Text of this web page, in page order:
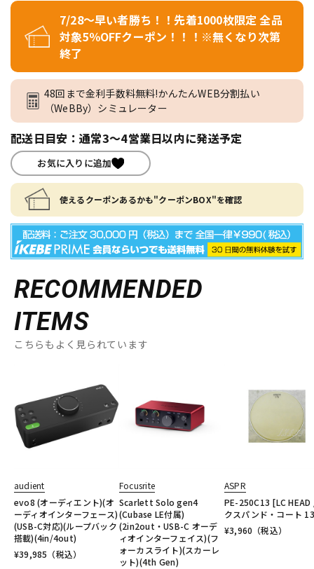
7/28～早い者勝ち！！先着1000枚限定 全品
対象5％OFFクーポン！！！※無くなり次第
終了
48回まで金利手数料無料!かんたんWEB分割払い
（WeBBy）シミュレーター
配送日目安：通常3～4営業日以内に発送予定
お気に入りに追加
使えるクーポンあるかも"クーポンBOX"を確認
RECOMMENDED
ITEMS
こちらもよく見られています
audient
evo8 (オーディエント)(オ
ーディオインターフェース)
(USB-C対応)(ループバック
搭載)(4in/4out)
¥39,985 （税込）
Focusrite
Scarlett Solo gen4
(Cubase LE付属)
(2in2out・USB-C オーデ
ィオインターフェイス)(フ
ォーカスライト)(スカーレ
ット)(4th Gen)
ASPR
PE-250C13 [LC HEAD
クスパンド・コート
¥3,960 （税込）